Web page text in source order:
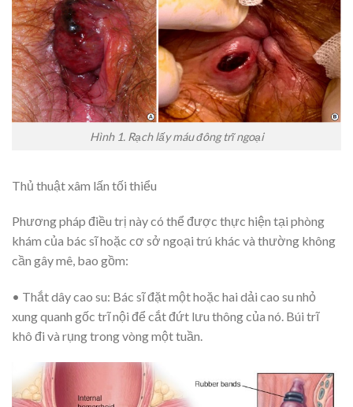
Hình 1.Rạch lấy máu đông trĩ ngoại
Thủ thuật xâm lấn tối thiểu
Phương pháp điều trị này có thể được thực hiện tại phòng
khám của bác sĩ hoặc cơ sở ngoại trú khác và thường không
cần gây mê, bao gồm:
• Thắt dây cao su: Bác sĩ đặt một hoặc hai dải cao su nhỏ
xung quanh gốc trĩ nội để cắt đứt lưu thông của nó. Búi trĩ
khô đi và rụng trong vòng một tuần.